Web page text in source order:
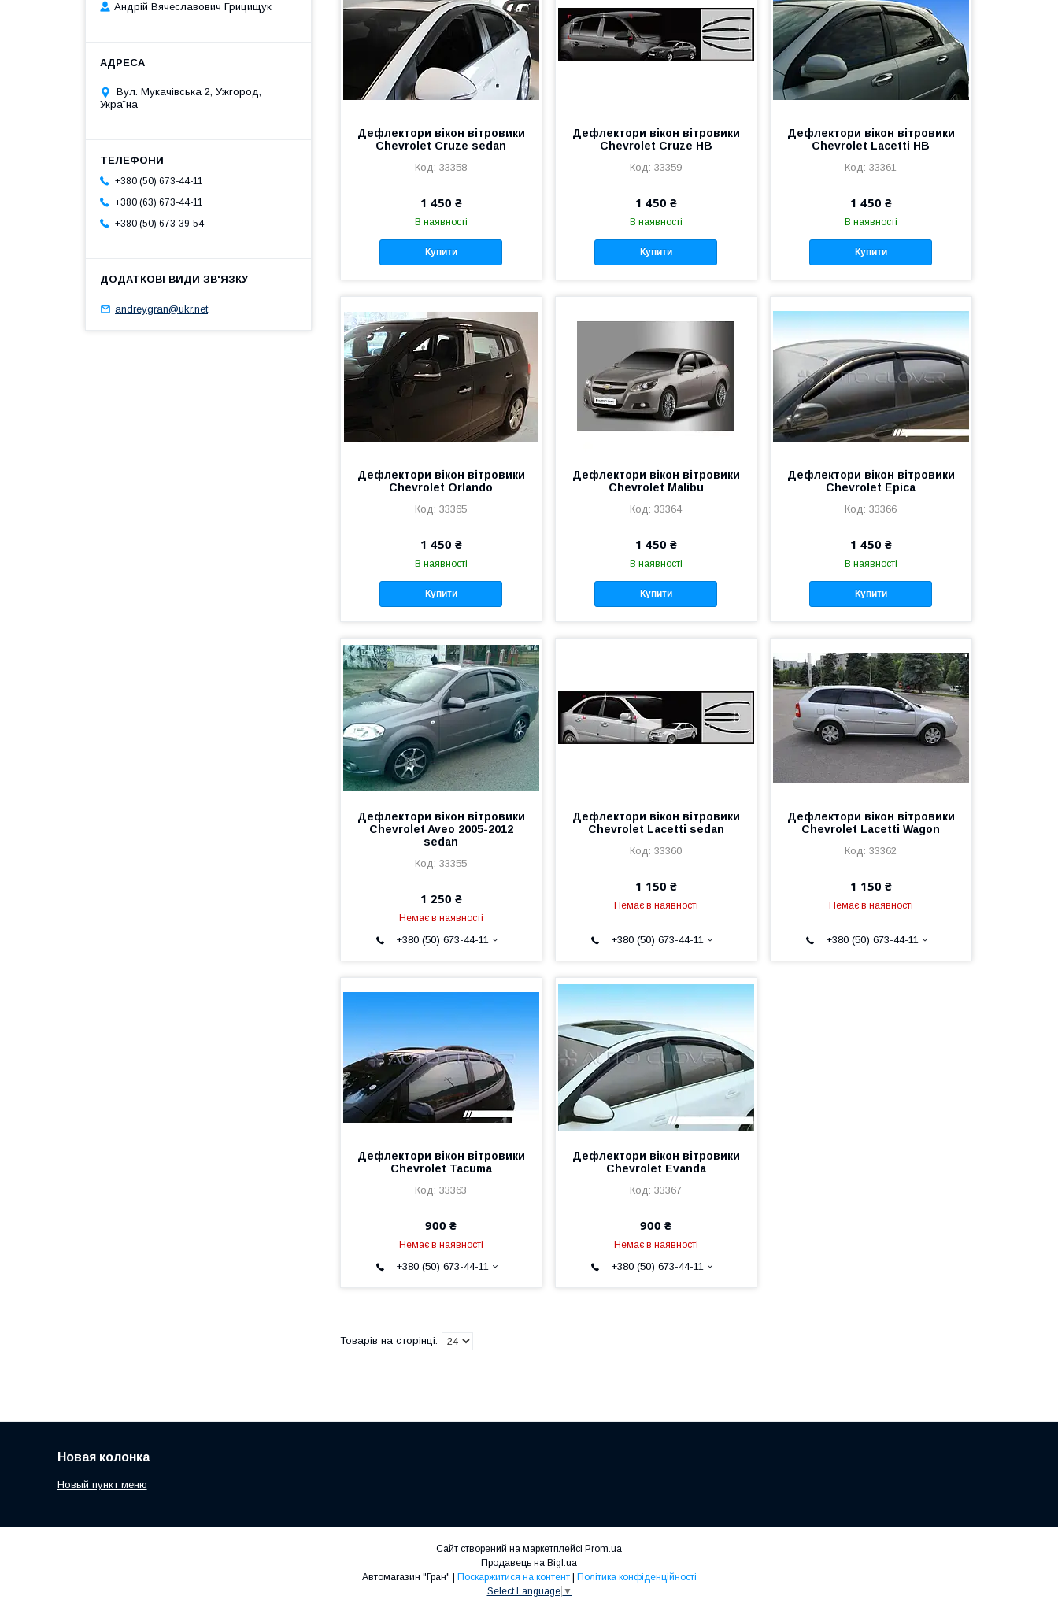
Дефлектори вікон вітровики
Chevrolet Cruze sedan
33358
1 450 ₴
В наявності
Купити
Дефлектори вікон вітровики
Chevrolet Cruze HB
33359
1 450 ₴
В наявності
Купити
Дефлектори вікон вітровики
Chevrolet Lacetti HB
33361
1 450 ₴
В наявності
Купити
Дефлектори вікон вітровики
Chevrolet Orlando
33365
1 450 ₴
В наявності
Купити
Дефлектори вікон вітровики
Chevrolet Malibu
33364
1 450 ₴
В наявності
Купити
Дефлектори вікон вітровики
Chevrolet Epica
33366
1 450 ₴
В наявності
Купити
Дефлектори вікон вітровики
Chevrolet Aveo 2005-2012
sedan
33355
1 250 ₴
Немає в наявності
+380 (50) 673-44-11
Дефлектори вікон вітровики
Chevrolet Lacetti sedan
33360
1 150 ₴
Немає в наявності
+380 (50) 673-44-11
Дефлектори вікон вітровики
Chevrolet Lacetti Wagon
33362
1 150 ₴
Немає в наявності
+380 (50) 673-44-11
Дефлектори вікон вітровики
Chevrolet Tacuma
33363
900 ₴
Немає в наявності
+380 (50) 673-44-11
Дефлектори вікон вітровики
Chevrolet Evanda
33367
900 ₴
Немає в наявності
+380 (50) 673-44-11
Андрій Вячеславович Грицищук
Вул. Мукачівська 2, Ужгород,
Україна
+380 (50) 673-44-11
+380 (63) 673-44-11
+380 (50) 673-39-54
andreygran@ukr.net
Новая колонка
Новый пункт меню
Сайт створений на маркетплейсі Prom.ua
Продавець на Bigl.ua
Автомагазин "Гран" | Поскаржитися на контент | Політика конфіденційності
Select Language ▼